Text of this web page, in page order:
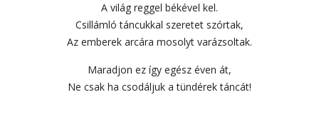
A világ reggel békével kel.
Csillámló táncukkal szeretet szórtak,
Az emberek arcára mosolyt varázsoltak.
Maradjon ez így egész éven át,
Ne csak ha csodáljuk a tündérek táncát!